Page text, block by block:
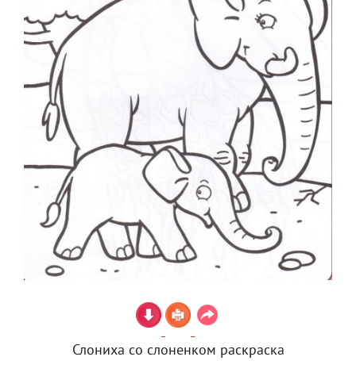
Слониха со слоненком раскраска